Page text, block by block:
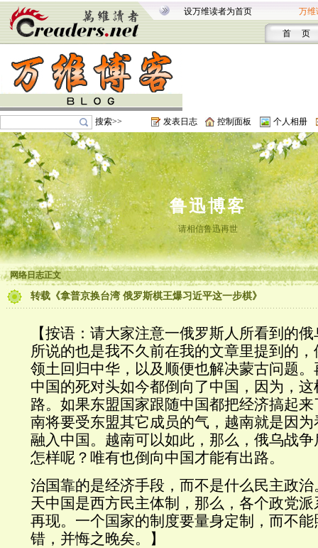
设万维读者为首页 万维
首 页
搜索>> 发表日志 控制面板 个人相册
鲁迅博客
请相信鲁迅再世
网络日志正文
转载《拿普京换台湾 俄罗斯棋王爆习近平这一步棋》
【按语：请大家注意一俄罗斯人所看到的
所说的也是我不久前在我的文章里提到的
领土回归中华，以及顺便也解决蒙古问题
中国的死对头如今都倒向了中国，因为，
路。如果东盟国家跟随中国都把经济搞起
南将要受东盟其它成员的气，越南就是因
融入中国。越南可以如此，那么，俄乌战
怎样呢？唯有也倒向中国才能有出路。
治国靠的是经济手段，而不是什么民主政
天中国是西方民主体制，那么，各个政党
再现。一个国家的制度要量身定制，而不
错，并悔之晚矣。】